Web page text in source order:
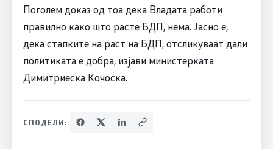
Поголем доказ од тоа дека Владата работи
правилно како што расте БДП, нема. Јасно е,
дека стапките на раст на БДП, отсликуваат дали
политиката е добра, изјави министерката
Димитриеска Кочоска.
СПОДЕЛИ: